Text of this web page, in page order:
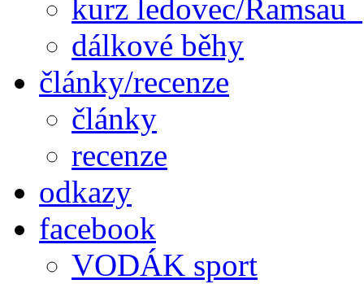
kurz ledovec/Ramsau
dálkové běhy
články/recenze
články
recenze
odkazy
facebook
VODÁK sport